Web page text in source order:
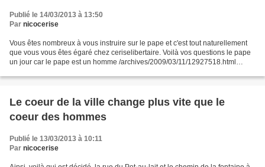
Publié le 14/03/2013 à 13:50
Par nicocerise
Vous êtes nombreux à vous instruire sur le pape et c'est tout naturellement
que vous vous êtes égaré chez ceriselibertaire. Voilà vos questions le pape
un jour car le pape est un homme /archives/2009/03/11/12927518.html
Le coeur de la ville change plus vite que le
coeur des hommes
Publié le 13/03/2013 à 10:11
Par nicocerise